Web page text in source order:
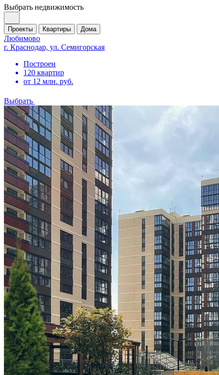
Выбрать недвижимость
Проекты Квартиры Дома
Любимово
г. Краснодар, ул. Семигорская
Построен
120 квартир
от 12 млн. руб.
Выбрать